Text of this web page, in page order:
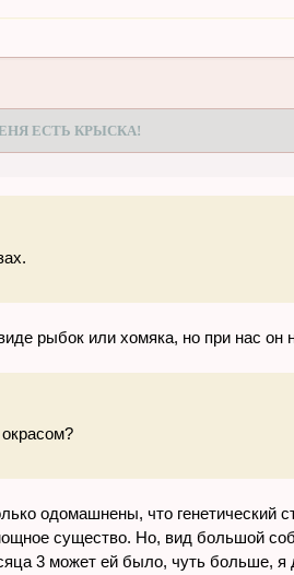
ЕСТЬ КРЫСКА!
рыбок или хомяка, но при нас
одомашнены, что генетический
существо. Но, вид большой
3 может ей было, чуть больше,